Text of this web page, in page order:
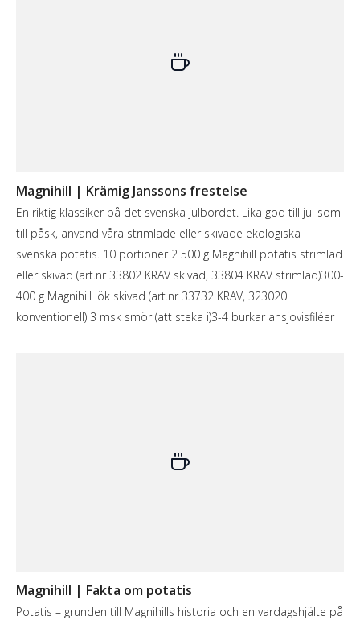
Magnihill | Krämig Janssons frestelse
En riktig klassiker på det svenska julbordet. Lika god till jul som
till påsk, använd våra strimlade eller skivade ekologiska
svenska potatis. 10 portioner 2 500 g Magnihill potatis strimlad
eller skivad (art.nr 33802 KRAV skivad, 33804 KRAV strimlad)300-
400 g Magnihill lök skivad (art.nr 33732 KRAV, 323020
konventionell) 3 msk smör (att steka i)3-4 burkar ansjovisfiléer
Magnihill | Fakta om potatis
Potatis – grunden till Magnihills historia och en vardagshjälte på